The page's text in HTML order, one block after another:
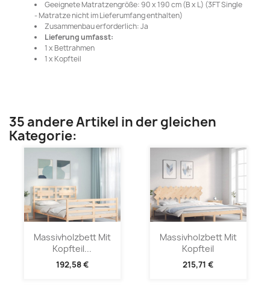
Geeignete Matratzengröße: 90 x 190 cm (B x L) (3FT Single
- Matratze nicht im Lieferumfang enthalten)
Zusammenbau erforderlich: Ja
Lieferung umfasst:
1 x Bettrahmen
1 x Kopfteil
35 andere Artikel in der gleichen
Kategorie:
Massivholzbett Mit
Kopfteil...
192,58 €
Massivholzbett Mit
Kopfteil
215,71 €